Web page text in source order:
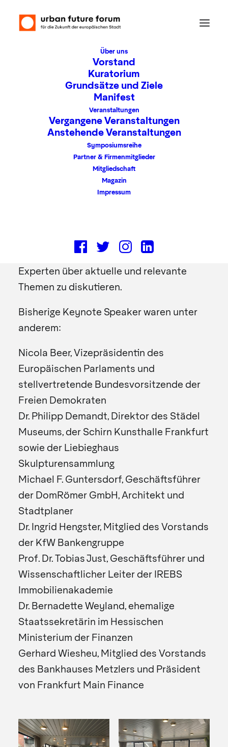
Über uns
Vorstand
Kuratorium
Grundsätze und Ziele
Manifest
Veranstaltungen
Vergangene Veranstaltungen
Anstehende Veranstaltungen
Symposiumsreihe
Partner & Firmenmitglieder
Mitgliedschaft
Magazin
Impressum
Frühstück auf dem
Schiff
Foto: Frankfurter
Foto: Frankfurter
unseren Mitgliedern die Gelegenheit in
einem entspannten Ambiente mit
Experten über aktuelle und relevante
Themen zu diskutieren.
Bisherige Keynote Speaker waren unter
anderem:
Nicola Beer, Vizepräsidentin des
Europäischen Parlaments und
stellvertretende Bundesvorsitzende der
Freien Demokraten
Dr. Philipp Demandt, Direktor des Städel
Museums, der Schirn Kunsthalle Frankfurt
sowie der Liebieghaus
Skulpturensammlung
Michael F. Guntersdorf, Geschäftsführer
der DomRömer GmbH, Architekt und
Stadtplaner
Dr. Ingrid Hengster, Mitglied des Vorstands
der KfW Bankengruppe
Prof. Dr. Tobias Just, Geschäftsführer und
Wissenschaftlicher Leiter der IREBS
Immobilienakademie
Dr. Bernadette Weyland, ehemalige
Staatssekretärin im Hessischen
Ministerium der Finanzen
Gerhard Wiesheu, Mitglied des Vorstands
des Bankhauses Metzlers und Präsident
von Frankfurt Main Finance